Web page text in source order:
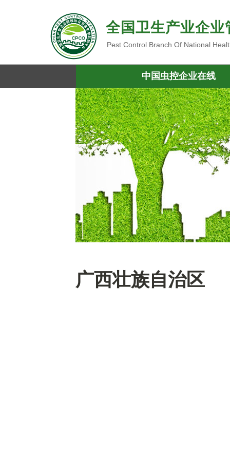
全国卫生产业企
Pest Control Branch Of National
中国虫控企业在线
广西壮族自治区